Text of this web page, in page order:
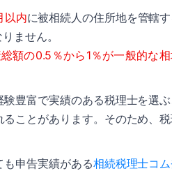
以内に被相続人の住所地を管轄
ません。
額の0.5％から1％が一般的な
豊富で実績のある税理士を選ぶ
ことがあります。そのため、
申告実績がある相続税理士コ